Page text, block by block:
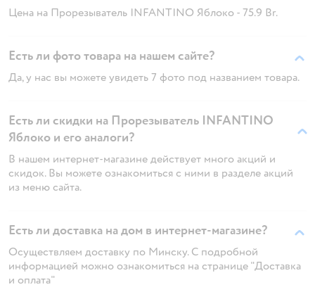
Цена на Прорезыватель INFANTINO Яблоко - 75.9 Br.
Есть ли фото товара на нашем сайте?
Да, у нас вы можете увидеть 7 фото под названием товара.
Есть ли скидки на Прорезыватель INFANTINO
Яблоко и его аналоги?
В нашем интернет-магазине действует много акций и
скидок. Вы можете ознакомиться с ними в разделе акций
из меню сайта.
Есть ли доставка на дом в интернет-магазине?
Осуществляем доставку по Минску. С подробной
информацией можно ознакомиться на странице "Доставка
и оплата"